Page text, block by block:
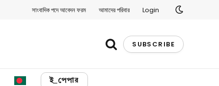
সাংবাদিক পদে আবেদন ফরম আমাদের পরিবার Login
SUBSCRIBE
ই_পেপার